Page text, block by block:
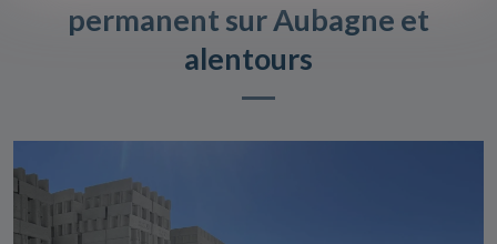
permanent sur Aubagne et
alentours